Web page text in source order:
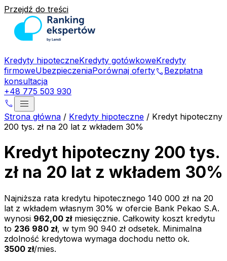
Przejdź do treści
Kredyty hipoteczneKredyty gotówkoweKredyty
firmoweUbezpieczeniaPorównaj ofertyphone Bezpłatna
konsultacja
+48 775 503 930
phone menu
Strona główna / Kredyty hipoteczne / Kredyt hipoteczny
200 tys. zł na 20 lat z wkładem 30%
Kredyt hipoteczny 200 tys.
zł na 20 lat z wkładem 30%
Najniższa rata kredytu hipotecznego 140 000 zł na 20
lat z wkładem własnym 30% w ofercie Bank Pekao S.A.
wynosi 962,00 złmiesięcznie. Całkowity koszt kredytu
to 236 980 zł, w tym 90 940 zł odsetek. Minimalna
zdolność kredytowa wymaga dochodu netto ok.
3500 zł/mies.